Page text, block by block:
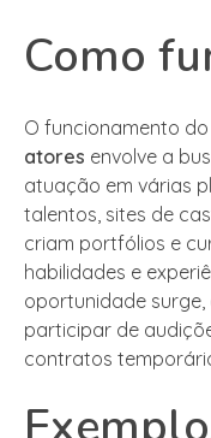
Como
O funcionamento
atores envolve a
atuação em várias
talentos, sites de
criam portfólios e
habilidades e
oportunidade surge,
participar de
contratos